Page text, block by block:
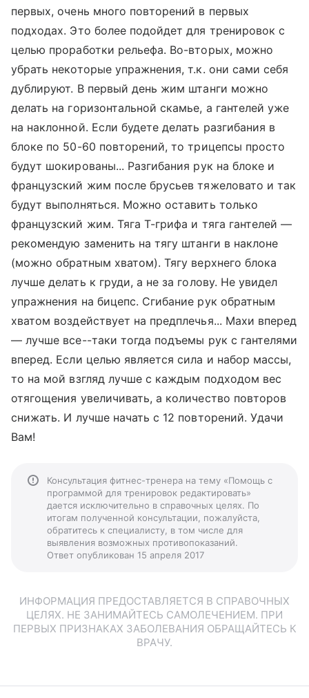
первых, очень много повторений в первых
подходах. Это более подойдет для тренировок с
целью проработки рельефа. Во-вторых, можно
убрать некоторые упражнения, т.к. они сами себя
дублируют. В первый день жим штанги можно
делать на горизонтальной скамье, а гантелей уже
на наклонной. Если будете делать разгибания в
блоке по 50-60 повторений, то трицепсы просто
будут шокированы... Разгибания рук на блоке и
французский жим после брусьев тяжеловато и так
будут выполняться. Можно оставить только
французский жим. Тяга Т-грифа и тяга гантелей —
рекомендую заменить на тягу штанги в наклоне
(можно обратным хватом). Тягу верхнего блока
лучше делать к груди, а не за голову. Не увидел
упражнения на бицепс. Сгибание рук обратным
хватом воздействует на предплечья... Махи вперед
— лучше все--таки тогда подъемы рук с гантелями
вперед. Если целью является сила и набор массы,
то на мой взгляд лучше с каждым подходом вес
отягощения увеличивать, а количество повторов
снижать. И лучше начать с 12 повторений. Удачи
Вам!
Консультация фитнес-тренера на тему «Помощь с
программой для тренировок редактировать»
дается исключительно в справочных целях. По
итогам полученной консультации, пожалуйста,
обратитесь к специалисту, в том числе для
выявления возможных противопоказаний.
Ответ опубликован 15 апреля 2017
ИНФОРМАЦИЯ ПРЕДОСТАВЛЯЕТСЯ В СПРАВОЧНЫХ
ЦЕЛЯХ. НЕ ЗАНИМАЙТЕСЬ САМОЛЕЧЕНИЕМ. ПРИ
ПЕРВЫХ ПРИЗНАКАХ ЗАБОЛЕВАНИЯ ОБРАЩАЙТЕСЬ К
ВРАЧУ.